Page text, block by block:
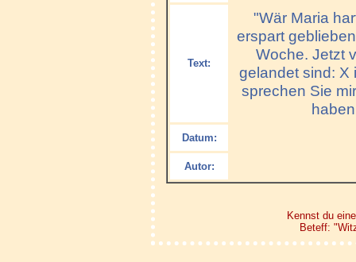
Text:
"Wär Maria
erspart
Woche. Jetzt
gelandet sind: X
sprechen Sie
Datum:
Autor:
Kennst du
Beteff: